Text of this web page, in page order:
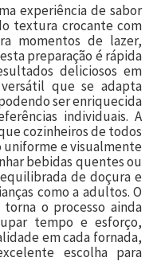
experiência de sabor
textura crocante com
momentos de lazer,
preparação é rápida
deliciosos em
que se adapta
ser enriquecida
individuais. A
cozinheiros de todos
uniforme e visualmente
bebidas quentes ou
de doçura e
como a adultos. O
o processo ainda
tempo e esforço,
em cada fornada,
escolha para